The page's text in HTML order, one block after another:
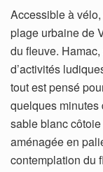
Accessible à
plage urbaine de
du fleuve.
d’activités
tout est pensé
quelques
sable blanc
aménagée en
contemplation du